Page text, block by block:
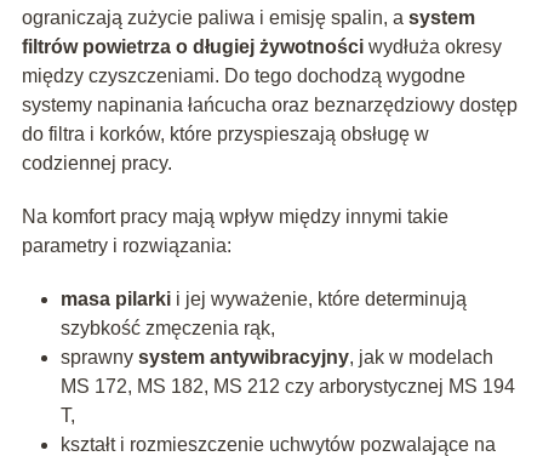
ograniczają zużycie paliwa i emisję spalin, a system
filtrów powietrza o długiej żywotnościwydłuża okresy
między czyszczeniami. Do tego dochodzą wygodne
systemy napinania łańcucha oraz beznarzędziowy dostęp
do filtra i korków, które przyspieszają obsługę w
codziennej pracy.
Na komfort pracy mają wpływ między innymi takie
parametry i rozwiązania:
masa pilarkii jej wyważenie, które determinują
szybkość zmęczenia rąk,
sprawny system antywibracyjny, jak w modelach
MS 172, MS 182, MS 212 czy arborystycznej MS 194
T,
kształt i rozmieszczenie uchwytów pozwalające na